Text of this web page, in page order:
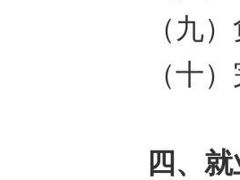
（九
（十
四、